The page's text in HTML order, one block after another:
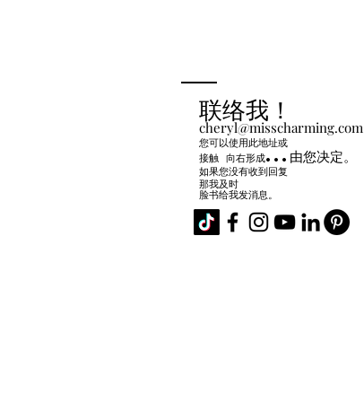
联络我！
cheryl@misscharming.com
您可以使用此地址或
接触 向右形成...由您决定。
如果您没有收到回复
那我及时
脸书给我发消息。